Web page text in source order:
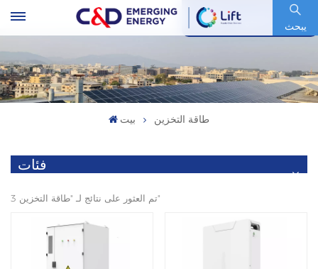
يبحث
رمز السهم : 600153.SH
بيت طاقة التخزين
فئات
3 تم العثور على نتائج لـ "طاقة التخزين"